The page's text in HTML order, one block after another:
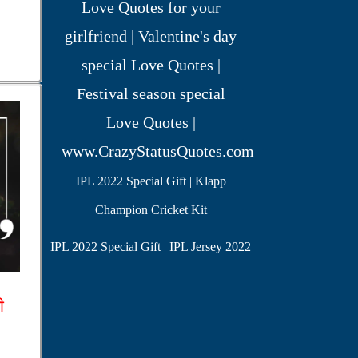
IPL 2022 Special Gift | Klapp
Champion Cricket Kit
IPL 2022 Special Gift | IPL Jersey 2022